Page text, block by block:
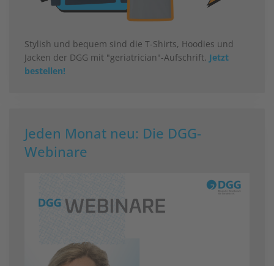
Stylish und bequem sind die T-Shirts, Hoodies und
Jacken der DGG mit "geriatrician"-Aufschrift. Jetzt
bestellen!
Jeden Monat neu: Die DGG-
Webinare